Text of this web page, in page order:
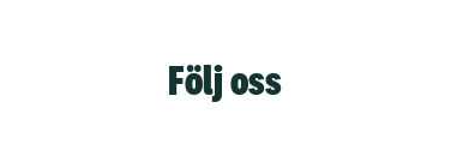
Följ oss